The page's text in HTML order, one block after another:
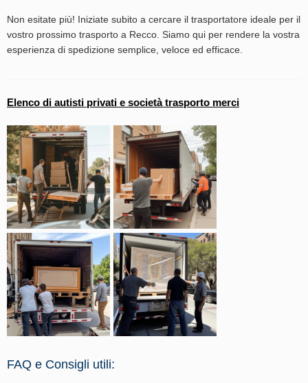
Non esitate più! Iniziate subito a cercare il trasportatore ideale per il
vostro prossimo trasporto a Recco. Siamo qui per rendere la vostra
esperienza di spedizione semplice, veloce ed efficace.
Elenco di autisti privati e società trasporto merci
FAQ e Consigli utili: